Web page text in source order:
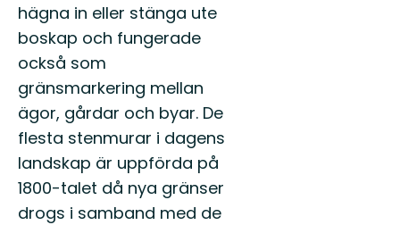
hägna in eller stänga ute
boskap och fungerade
också som
gränsmarkering mellan
ägor, gårdar och byar. De
flesta stenmurar i dagens
landskap är uppförda på
1800-talet då nya gränser
drogs i samband med de